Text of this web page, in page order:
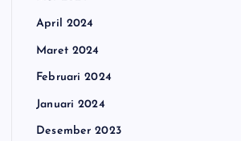
April 2024
Maret 2024
Februari 2024
Januari 2024
Desember 2023